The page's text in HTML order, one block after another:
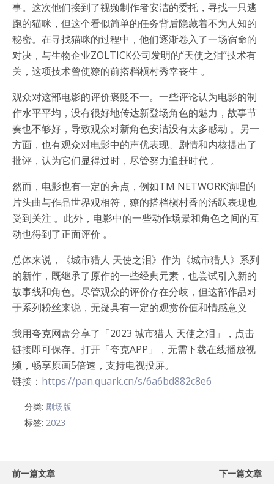
事。这次他们接到了视频制作者安洁的委托，寻找一只逃
跑的猫咪，但这个看似简单的任务背后隐藏着不为人知的
秘密。在寻找猫咪的过程中，他们逐渐卷入了一场宿命的
对决，与生物企业ZOLTICK公司发明的“天使之泪”技术有
关，这项技术曾使獠的前搭档槇村秀幸丧生 。
观众对这部电影的评价褒贬不一。一些评论认为电影的制
作水平平均，没有很好地传达新登场角色的魅力，故事节
奏也不够好，导致观众对新角色安洁没有太多感动 。另一
方面，也有观众对电影中的声优表现、剧情和内核提出了
批评，认为它们显得过时，尽管努力追赶时代 。
然而，电影也有一定的亮点，例如TM NETWORK演唱的
片头曲与作品世界观相符，獠的搭档槇村香的活跃表现也
受到关注 。此外，电影中的一些动作场景和角色之间的互
动也得到了正面评价 。
总体来说，《城市猎人 天使之泪》作为《城市猎人》系列
的新作，既继承了原作的一些经典元素，也尝试引入新的
故事线和角色。尽管观众的评价存在分歧，但这部作品对
于系列粉丝来说，无疑具有一定的观赏价值和情感意义
我用夸克网盘分享了「2023 城市猎人 天使之泪」，点击
链接即可保存。打开「夸克APP」，无需下载在线播放视
频，畅享原画5倍速，支持电视投屏。
链接： https://pan.quark.cn/s/6a6bd882c8e6
分类: 剧场版
标签: 2023
前一篇文章
下一篇文章